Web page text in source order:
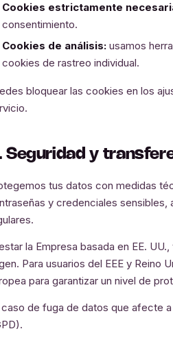
Cookies estrictamente
consentimiento.
Cookies de análisis: usamos
cookies de rastreo individual.
bloquear las cookies en los
Seguridad y
tus datos con medidas
y credenciales
la Empresa basada en EE.
Para usuarios del EEE y Reino
para garantizar un nivel de
caso de fuga de datos que afecte